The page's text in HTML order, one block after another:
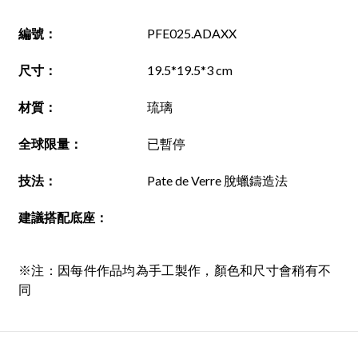
編號 ： PFE025.ADAXX
尺寸 ： 19.5*19.5*3 cm
材質 ： 琉璃
全球限量： 已暫停
技法： Pate de Verre 脫蠟鑄造法
建議搭配底座 ：
※注：因每件作品均為手工製作，顏色和尺寸會稍有不
同